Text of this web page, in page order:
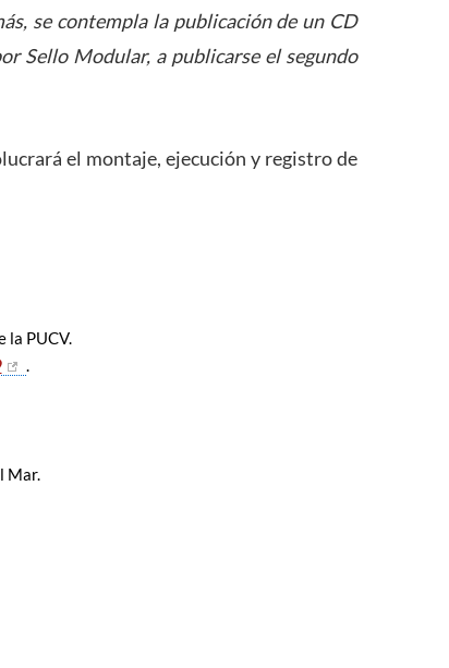
se contempla la publicación de un CD
Sello Modular, a publicarse el segundo
el montaje, ejecución y registro de
la PUCV.
.
Mar.